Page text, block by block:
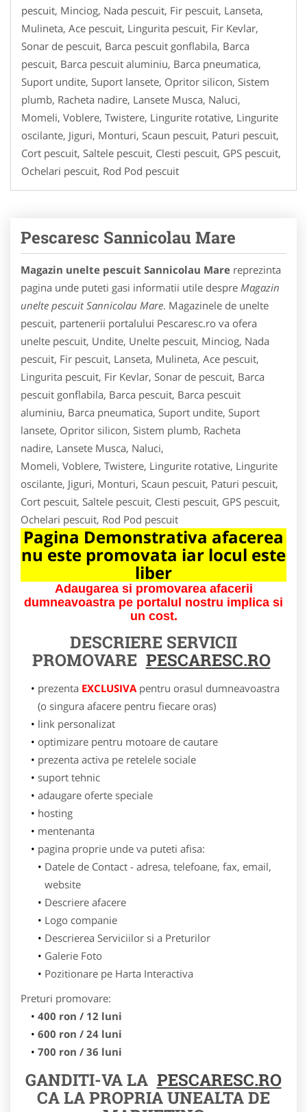
pescuit, Minciog, Nada pescuit, Fir pescuit, Lanseta,
Mulineta, Ace pescuit, Lingurita pescuit, Fir Kevlar,
Sonar de pescuit, Barca pescuit gonflabila, Barca
pescuit, Barca pescuit aluminiu, Barca pneumatica,
Suport undite, Suport lansete, Opritor silicon, Sistem
plumb, Racheta nadire, Lansete Musca, Naluci,
Momeli, Voblere, Twistere, Lingurite rotative, Lingurite
oscilante, Jiguri, Monturi, Scaun pescuit, Paturi pescuit,
Cort pescuit, Saltele pescuit, Clesti pescuit, GPS pescuit,
Ochelari pescuit, Rod Pod pescuit
Pescaresc Sannicolau Mare
Magazin unelte pescuit Sannicolau Mare reprezinta
pagina unde puteti gasi informatii utile despre Magazin
unelte pescuit Sannicolau Mare. Magazinele de unelte
pescuit, partenerii portalului Pescaresc.ro va ofera
unelte pescuit, Undite, Unelte pescuit, Minciog, Nada
pescuit, Fir pescuit, Lanseta, Mulineta, Ace pescuit,
Lingurita pescuit, Fir Kevlar, Sonar de pescuit, Barca
pescuit gonflabila, Barca pescuit, Barca pescuit
aluminiu, Barca pneumatica, Suport undite, Suport
lansete, Opritor silicon, Sistem plumb, Racheta
nadire, Lansete Musca, Naluci,
Momeli, Voblere, Twistere, Lingurite rotative, Lingurite
oscilante, Jiguri, Monturi, Scaun pescuit, Paturi pescuit,
Cort pescuit, Saltele pescuit, Clesti pescuit, GPS pescuit,
Ochelari pescuit, Rod Pod pescuit
Pagina Demonstrativa afacerea
nu este promovata iar locul este
liber
Adaugarea si promovarea afacerii
dumneavoastra pe portalul nostru implica si
un cost.
DESCRIERE SERVICII
PROMOVARE PESCARESC.RO
prezenta EXCLUSIVApentru orasul dumneavoastra
(o singura afacere pentru fiecare oras)
link personalizat
optimizare pentru motoare de cautare
prezenta activa pe retelele sociale
suport tehnic
adaugare oferte speciale
hosting
mentenanta
pagina proprie unde va puteti afisa:
Datele de Contact - adresa, telefoane, fax, email,
website
Descriere afacere
Logo companie
Descrierea Serviciilor si a Preturilor
Galerie Foto
Pozitionare pe Harta Interactiva
Preturi promovare:
400 ron / 12 luni
600 ron / 24 luni
700 ron / 36 luni
GANDITI-VA LA PESCARESC.RO
CA LA PROPRIA UNEALTA DE